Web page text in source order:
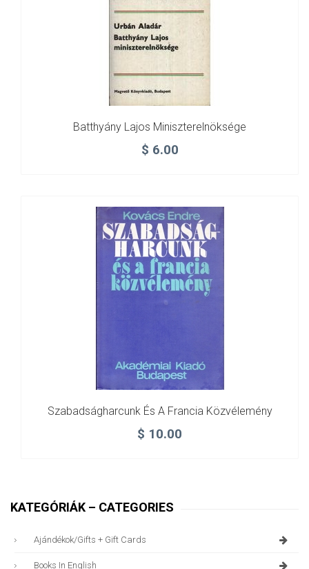
Batthyány Lajos Miniszterelnöksége
$ 6.00
Szabadságharcunk És A Francia Közvélemény
$ 10.00
KATEGÓRIÁK – CATEGORIES
Ajándékok/gifts + Gift Cards
Books In English